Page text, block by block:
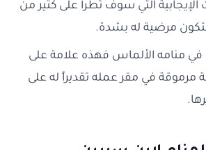
الإيجابية التي سوف تطرأ على كثير من
مرضية له بشدة.
في منامه الألماس فهذه علامة على
مرموقة في مقر عمله تقديراً له على